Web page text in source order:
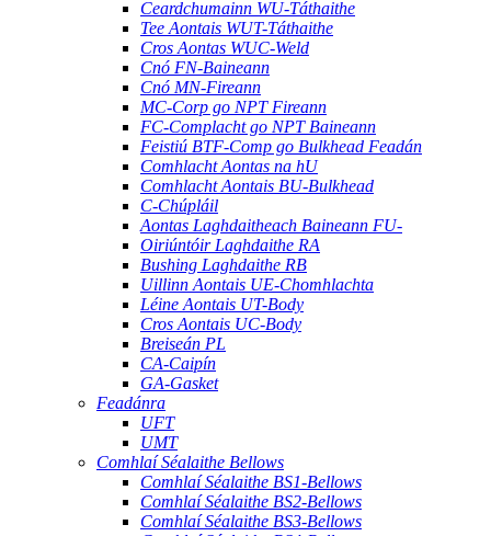
Ceardchumainn WU-Táthaithe
Tee Aontais WUT-Táthaithe
Cros Aontas WUC-Weld
Cnó FN-Baineann
Cnó MN-Fireann
MC-Corp go NPT Fireann
FC-Complacht go NPT Baineann
Feistiú BTF-Comp go Bulkhead Feadán
Comhlacht Aontas na hU
Comhlacht Aontais BU-Bulkhead
C-Chúpláil
Aontas Laghdaitheach Baineann FU-
Oiriúntóir Laghdaithe RA
Bushing Laghdaithe RB
Uillinn Aontais UE-Chomhlachta
Léine Aontais UT-Body
Cros Aontais UC-Body
Breiseán PL
CA-Caipín
GA-Gasket
Feadánra
UFT
UMT
Comhlaí Séalaithe Bellows
Comhlaí Séalaithe BS1-Bellows
Comhlaí Séalaithe BS2-Bellows
Comhlaí Séalaithe BS3-Bellows